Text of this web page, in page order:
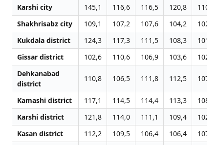
Karshi city 145,1 116,6 116,5 120,8
110,1
Shakhrisabz city
109,1 107,2 107,6 104,2
102,6
Kukdala district
124,3 117,3 111,5 108,3
101,9
Gissar district
102,6 110,6 106,9 103,6
102,9
Dehkanabad
district
110,8 106,5 111,8 112,5 107,2
Kamashi district 117,1 114,5 114,4 113,3
108,6
Karshi district
121,8 114,0 111,1 109,4
102,1
Kasan district
112,2 109,5 106,4 106,4
107,3